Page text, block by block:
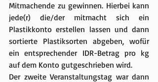
Mitmachende zu gewinnen. Hierbei kann
jede(r) die/der mitmacht sich ein
Plastikkonto erstellen lassen und dann
sortierte Plastiksorten abgeben, wofür
ein entsprechender IDR-Betrag pro kg
auf dem Konto gutgeschrieben wird.
Der zweite Veranstaltungstag war dann